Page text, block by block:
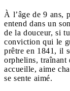
À l’âge de 9 ans,
entend dans un
de la douceur, si
conviction qui le
prêtre en 1841, il
orphelins, traînant
accueille, aime
se sente aimé.